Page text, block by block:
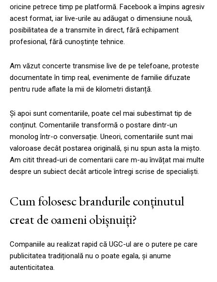
oricine petrece timp pe platformă. Facebook a împins agresiv
acest format, iar live-urile au adăugat o dimensiune nouă,
posibilitatea de a transmite în direct, fără echipament
profesional, fără cunoștințe tehnice.
Am văzut concerte transmise live de pe telefoane, proteste
documentate în timp real, evenimente de familie difuzate
pentru rude aflate la mii de kilometri distanță.
Și apoi sunt comentariile, poate cel mai subestimat tip de
conținut. Comentariile transformă o postare dintr-un
monolog într-o conversație. Uneori, comentariile sunt mai
valoroase decât postarea originală, și nu spun asta la mișto.
Am citit thread-uri de comentarii care m-au învățat mai multe
despre un subiect decât articole întregi scrise de specialiști.
Cum folosesc brandurile conținutul
creat de oameni obișnuiți?
Companiile au realizat rapid că UGC-ul are o putere pe care
publicitatea tradițională nu o poate egala, și anume
autenticitatea.